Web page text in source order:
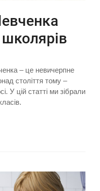
– це невичерпне
століття тому –
У цій статті ми зібрали